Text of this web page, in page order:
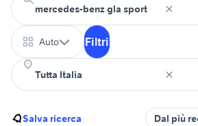
Auto Filtri
Salva ricerca Dal più